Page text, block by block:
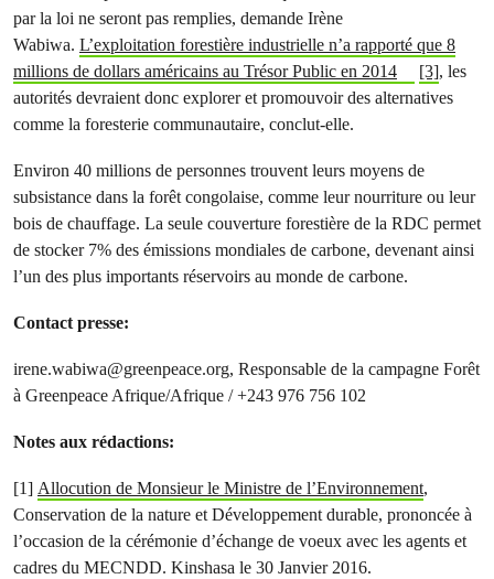
par la loi ne seront pas remplies, demande Irène
Wabiwa. L’exploitation forestière industrielle n’a rapporté que 8
millions de dollars américains au Trésor Public en 2014
[3], les
autorités devraient donc explorer et promouvoir des alternatives
comme la foresterie communautaire, conclut-elle.
Environ 40 millions de personnes trouvent leurs moyens de
subsistance dans la forêt congolaise, comme leur nourriture ou leur
bois de chauffage. La seule couverture forestière de la RDC permet
de stocker 7% des émissions mondiales de carbone, devenant ainsi
l’un des plus importants réservoirs au monde de carbone.
Contact presse:
irene.wabiwa@greenpeace.org, Responsable de la campagne Forêt
à Greenpeace Afrique/Afrique / +243 976 756 102
Notes aux rédactions:
[1] Allocution de Monsieur le Ministre de l’Environnement,
Conservation de la nature et Développement durable, prononcée à
l’occasion de la cérémonie d’échange de voeux avec les agents et
cadres du MECNDD. Kinshasa le 30 Janvier 2016.